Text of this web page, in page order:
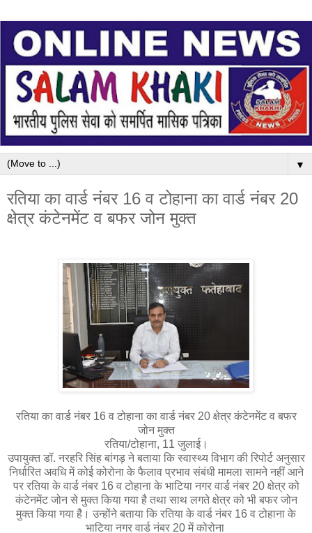
▼
रतिया का वार्ड नंबर 16 व टोहाना का वार्ड नंबर 20
क्षेत्र कंटेनमेंट व बफर जोन मुक्त
रतिया का वार्ड नंबर 16 व टोहाना का वार्ड नंबर 20 क्षेत्र कंटेनमेंट व बफर
जोन मुक्त
रतिया/टोहाना, 11 जुलाई।
उपायुक्त डॉ. नरहरि सिंह बांगड़ ने बताया कि स्वास्थ्य विभाग की रिपोर्ट अनुसार
निर्धारित अवधि में कोई कोरोना के फैलाव प्रभाव संबंधी मामला सामने नहीं आने
पर रतिया के वार्ड नंबर 16 व टोहाना के भाटिया नगर वार्ड नंबर 20 क्षेत्र को
कंटेनमेंट जोन से मुक्त किया गया है तथा साथ लगते क्षेत्र को भी बफर जोन
मुक्त किया गया है। उन्होंने बताया कि रतिया के वार्ड नंबर 16 व टोहाना के
भाटिया नगर वार्ड नंबर 20 में कोरोना